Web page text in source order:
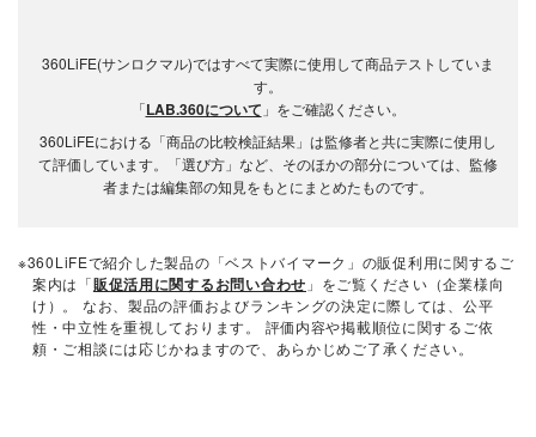
360LiFE(サンロクマル)ではすべて実際に使用して商品テストしていま
す。
「LAB.360について 」をご確認ください。
360LiFEにおける「商品の比較検証結果」は監修者と共に実際に使用し
て評価しています。「選び方」など、そのほかの部分については、監修
者または編集部の知見をもとにまとめたものです。
※360LiFEで紹介した製品の「ベストバイマーク」の販促利用に関するご
案内は「販促活用に関するお問い合わせ 」をご覧ください（企業様向
け）。 なお、製品の評価およびランキングの決定に際しては、公平
性・中立性を重視しております。 評価内容や掲載順位に関するご依
頼・ご相談には応じかねますので、あらかじめご了承ください。